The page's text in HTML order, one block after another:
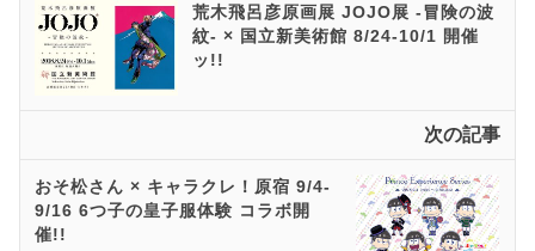
荒木飛呂彦原画展 JOJO展 -冒険の波
紋- × 国立新美術館 8/24-10/1 開催
ッ!!
次の記事
おそ松さん × キャラクレ！原宿 9/4-
9/16 6つ子の皇子服体験 コラボ開
催!!